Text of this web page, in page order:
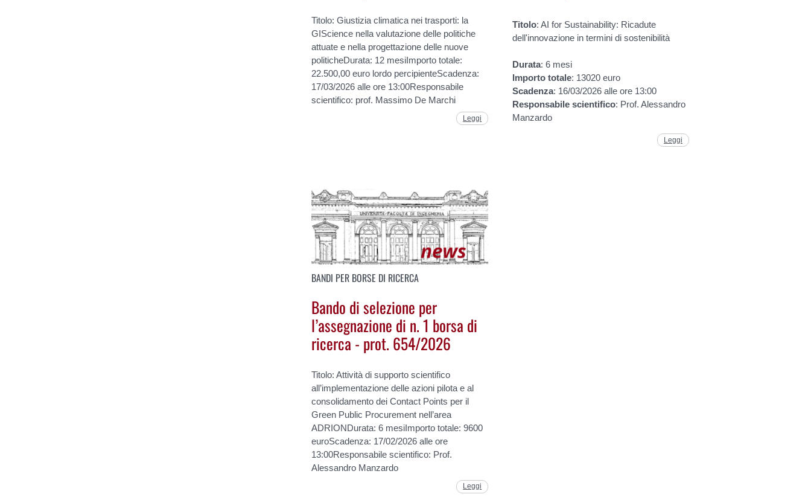
Titolo: Giustizia climatica nei trasporti: la
GIScience nella valutazione delle politiche
attuate e nella progettazione delle nuove
politicheDurata: 12 mesiImporto totale:
22.500,00 euro lordo percipienteScadenza:
17/03/2026 alle ore 13:00Responsabile
scientifico: prof. Massimo De Marchi
Leggi
Titolo: AI for Sustainability: Ricadute
dell'innovazione in termini di sostenibilità
Durata: 6 mesi
Importo totale: 13020 euro
Scadenza: 16/03/2026 alle ore 13:00
Responsabile scientifico: Prof. Alessandro
Manzardo
Leggi
BANDI PER BORSE DI RICERCA
Bando di selezione per
l’assegnazione di n. 1 borsa di
ricerca - prot. 654/2026
Titolo: Attività di supporto scientifico
all’implementazione delle azioni pilota e al
consolidamento dei Contact Points per il
Green Public Procurement nell’area
ADRIONDurata: 6 mesiImporto totale: 9600
euroScadenza: 17/02/2026 alle ore
13:00Responsabile scientifico: Prof.
Alessandro Manzardo
Leggi